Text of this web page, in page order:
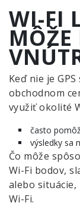
WI-FI
Keď nie je
obchodnom
využiť okolité
často
výsledky sa
Čo môže
Wi-Fi bodov,
alebo
Wi-Fi.